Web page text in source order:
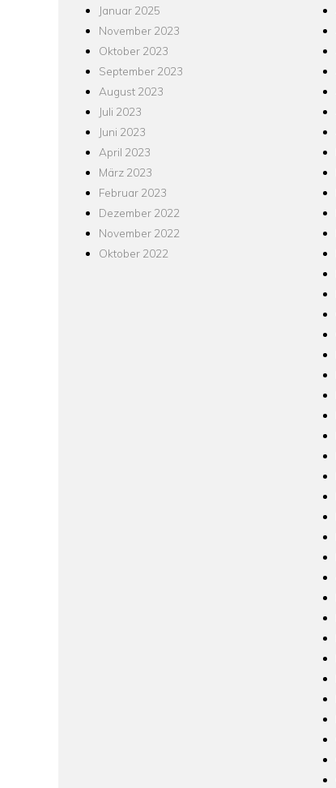
Januar 2025
November 2023
Oktober 2023
September 2023
August 2023
Juli 2023
Juni 2023
April 2023
März 2023
Februar 2023
Dezember 2022
November 2022
Oktober 2022